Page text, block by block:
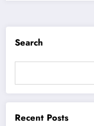
Search
Recent Posts